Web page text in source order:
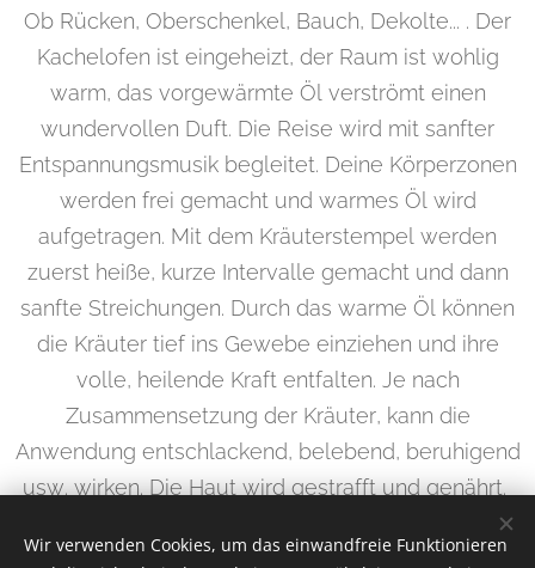
Ob Rücken, Oberschenkel, Bauch, Dekolte... . Der
Kachelofen ist eingeheizt, der Raum ist wohlig
warm, das vorgewärmte Öl verströmt einen
wundervollen Duft. Die Reise wird mit sanfter
Entspannungsmusik begleitet. Deine Körperzonen
werden frei gemacht und warmes Öl wird
aufgetragen. Mit dem Kräuterstempel werden
zuerst heiße, kurze Intervalle gemacht und dann
sanfte Streichungen. Durch das warme Öl können
die Kräuter tief ins Gewebe einziehen und ihre
volle, heilende Kraft entfalten. Je nach
Zusammensetzung der Kräuter, kann die
Anwendung entschlackend, belebend, beruhigend
usw. wirken. Die Haut wird gestrafft und genährt.
Wir verwenden Cookies, um das einwandfreie Funktionieren